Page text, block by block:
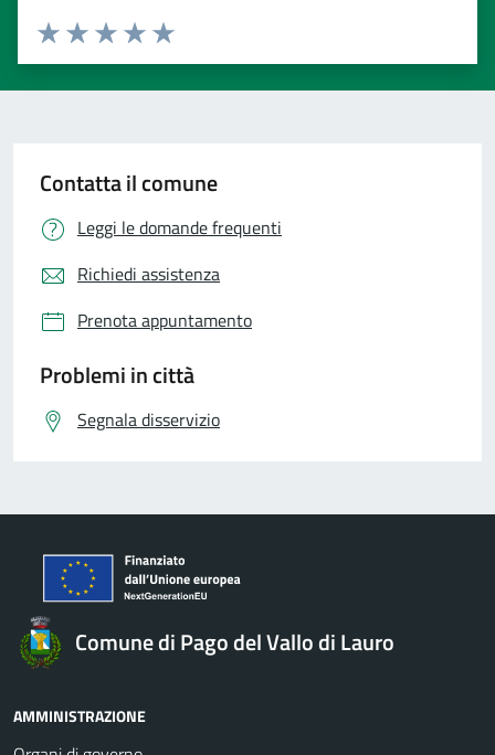
Valuta 5 stelle su 5
Valuta 4 stelle su 5
Valuta 3 stelle su 5
Valuta 2 stelle su 5
Valuta 1 stelle su 5
Contatta il comune
Leggi le domande frequenti
Richiedi assistenza
Prenota appuntamento
Problemi in città
Segnala disservizio
Comune di Pago del Vallo di Lauro
AMMINISTRAZIONE